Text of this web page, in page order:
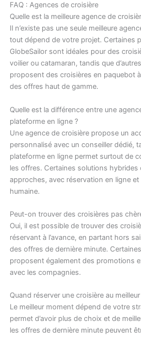
FAQ : Agences de croisière
Quelle est la meilleure agence de
Il n’existe pas une seule meilleure
tout dépend de votre projet. Certaines
GlobeSailor sont idéales pour des
voilier ou catamaran, tandis que
proposent des croisières en paquebot
des offres haut de gamme.
Quelle est la différence entre une
plateforme en ligne ?
Une agence de croisière propose un
personnalisé avec un conseiller dédié,
plateforme en ligne permet surtout de
les offres. Certaines solutions hybrides
approches, avec réservation en ligne
humaine.
Peut-on trouver des croisières pas
Oui, il est possible de trouver des
réservant à l’avance, en partant hors
des offres de dernière minute.
proposent également des promotions
avec les compagnies.
Quand réserver une croisière au
Le meilleur moment dépend de votre
permet d’avoir plus de choix et de
les offres de dernière minute peuvent